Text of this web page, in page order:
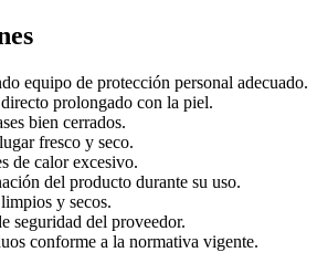
equipo de protección personal adecuado.
prolongado con la piel.
bien cerrados.
fresco y seco.
de calor excesivo.
del producto durante su uso.
y secos.
seguridad del proveedor.
conforme a la normativa vigente.